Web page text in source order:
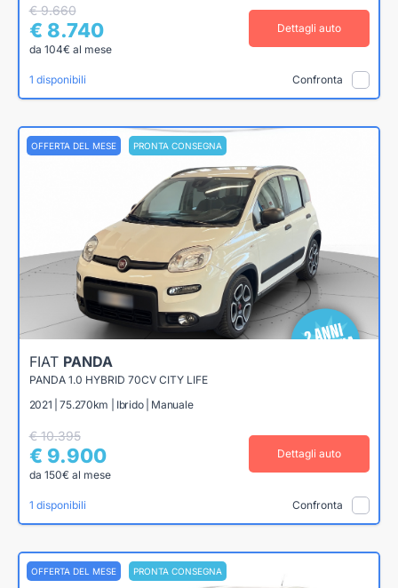
€ 9.660
€ 8.740
da 104€ al mese
Dettagli auto
1 disponibili Confronta
OFFERTA DEL MESE PRONTA CONSEGNA
FIAT PANDA
PANDA 1.0 HYBRID 70CV CITY LIFE
2021 | 75.270km | Ibrido | Manuale
€ 10.395
€ 9.900
da 150€ al mese
Dettagli auto
1 disponibili Confronta
OFFERTA DEL MESE PRONTA CONSEGNA